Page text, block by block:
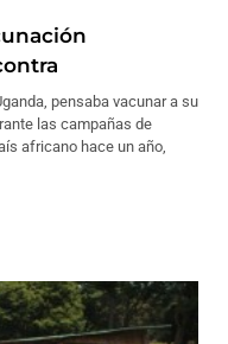
pensaba vacunar a su
las campañas de
africano hace un año,